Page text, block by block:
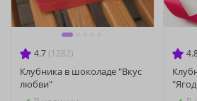
4.7 (1282)
Клубника в шоколаде "Вкус
любви"